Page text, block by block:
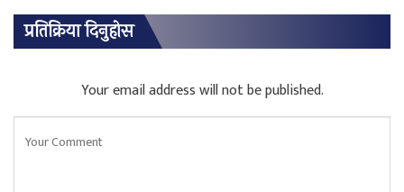
प्रतिक्रिया दिनुहोस
Your email address will not be published.